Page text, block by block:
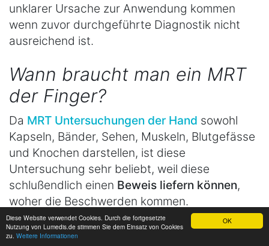
OK
Diese Website verwendet Cookies. Durch die fortgesetzte
Nutzung von Lumedis.de stimmen Sie dem Einsatz von Cookies
zu. Weitere Informationen
unklarer Ursache zur Anwendung kommen
wenn zuvor durchgeführte Diagnostik nicht
ausreichend ist.
Wann braucht man ein MRT
der Finger?
Da MRT Untersuchungen der Hand sowohl
Kapseln, Bänder, Sehen, Muskeln, Blutgefässe
und Knochen darstellen, ist diese
Untersuchung sehr beliebt, weil diese
schlußendlich einen Beweis liefern können,
woher die Beschwerden kommen.
Da die Wartezeit auf einMRT der Hand
aber
lange ist und die Kosten hoch sind, würde man